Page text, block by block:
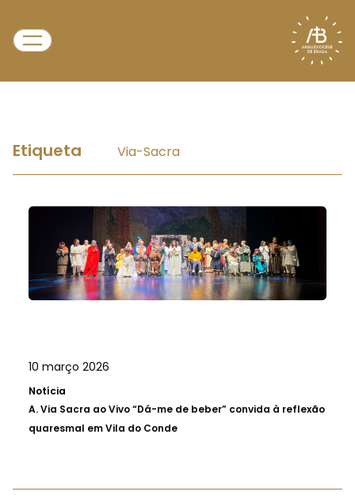
Etiqueta Via-Sacra
10 março 2026
Notícia
A.Via Sacra ao Vivo “Dá-me de beber” convida à reflexão
quaresmal em Vila do Conde